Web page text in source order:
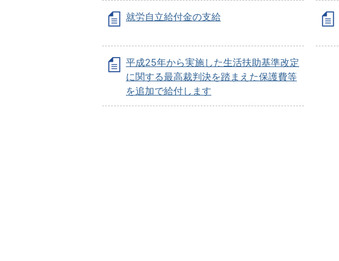
就労自立給付金の支給
平成25年から実施した生活扶助基準改定
に関する最高裁判決を踏まえた保護費等
を追加で給付します